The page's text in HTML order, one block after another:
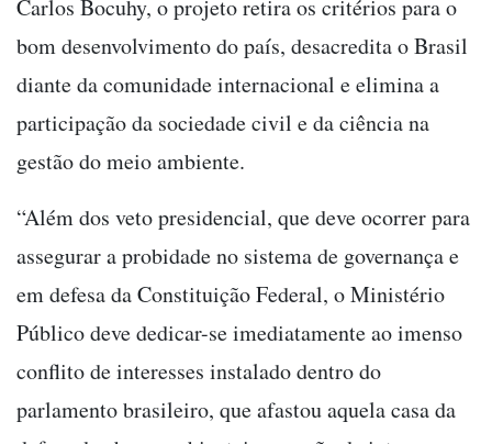
Carlos Bocuhy, o projeto retira os critérios para o
bom desenvolvimento do país, desacredita o Brasil
diante da comunidade internacional e elimina a
participação da sociedade civil e da ciência na
gestão do meio ambiente.
“Além dos veto presidencial, que deve ocorrer para
assegurar a probidade no sistema de governança e
em defesa da Constituição Federal, o Ministério
Público deve dedicar-se imediatamente ao imenso
conflito de interesses instalado dentro do
parlamento brasileiro, que afastou aquela casa da